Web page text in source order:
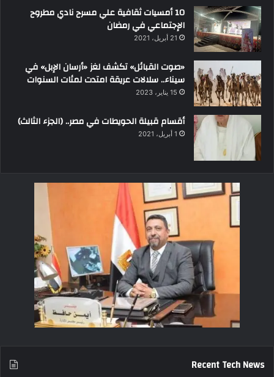
10 أمسيات ثقافية علي مسرح نادي مطروح
الإجتماعي في رمضان
21 أبريل، 2021
«صوت القبائل» تكشف لغز «أرسان الإبل» في
سيناء.. سلالات عريقة امتدت لمئات السنوات
15 يناير، 2023
أقسام قبيلة الحويطات في مصر.. (الجزء الثالث)
1 أبريل، 2021
Recent Tech News